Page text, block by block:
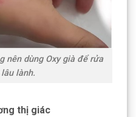
nên dùng Oxy già để rửa
lành.
thị giác